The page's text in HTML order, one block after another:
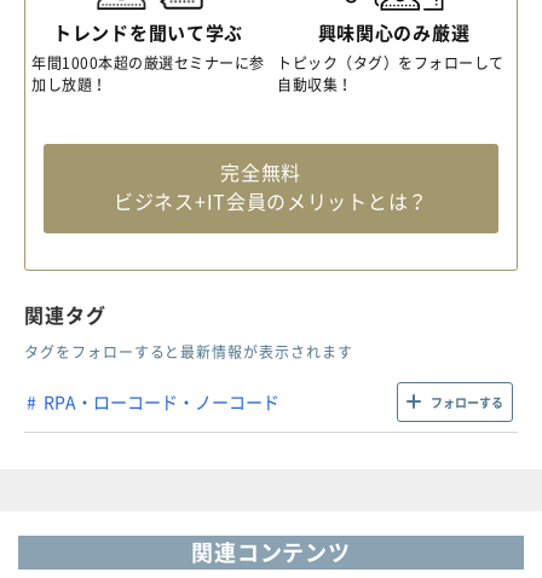
トレンドを聞いて学ぶ
年間1000本超の厳選セミナーに参
加し放題！
興味関心のみ厳選
トピック（タグ）をフォローして
自動収集！
完全無料
ビジネス+IT会員のメリットとは？
関連タグ
タグをフォローすると最新情報が表示されます
RPA・ローコード・ノーコード フォローする
関連コンテンツ